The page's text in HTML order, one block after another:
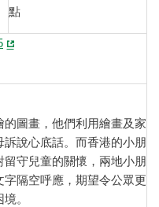
點
圖畫，他們利用繪畫及家
說心底話。而香港的小朋
守兒童的關懷，兩地小朋
隔空呼應，期望令公眾更
。